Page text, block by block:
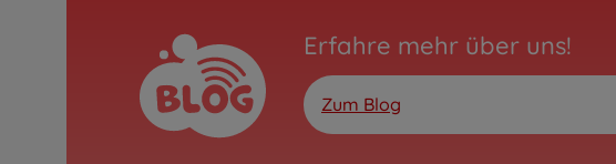
Erfahre mehr über uns!
Zum Blog